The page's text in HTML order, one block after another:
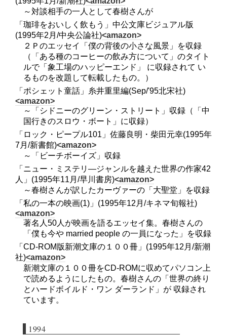
～対談相手の一人として春樹さんが
「珈琲をおいしく飲もう」中公文庫ビジュアル版
(1995年2月/中央公論社)<amazon>
２Ｐのエッセイ「僕の背後の小さな風景」を収録
（「ある種のコーヒーの飲み方について」のタイト
ルで「象工場のハッピーエンド」 に収録されて い
るものを改題して転載したもの。）
「ポシェット童話」糸井重里編(Sep/'95北宋社)
<amazon>
～「シドニーのグリーン・ストリート」収録（「中
国行きのスロウ・ボート」に収録）
「ロック・ピープル101」佐藤良明・柴田元幸(1995年
7月/新書館)<amazon>
～「ビーチボーイズ」収録
「ニュー・ミステリ―ジャンルを越えた世界の作家42
人」(1995年11月/早川書房)<amazon>
～春樹さんが訳したカーヴァーの「大聖堂」を収録
「私の一本の映画(1)」(1995年12月/キネマ旬報社)
<amazon>
著名人50人が映画を語るエッセイ集。春樹さんの
「僕も今や married people の一員になった」を収録
「CD-ROM版新潮文庫の１００冊」(1995年12月/新潮
社)<amazon>
新潮文庫の１００冊をCD-ROMに収めてパソコン上
で読めるようにしたもの。春樹さんの「世界の終り
とハードボイルド・ワン ダーランド」が 収録され
ています。
1994